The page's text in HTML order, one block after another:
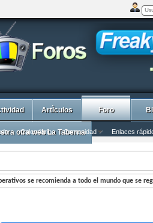
ArtÌculos Foro
Calendario Comunidad Enlaces
otra web La Taberna
se recomienda a todo el mundo que se